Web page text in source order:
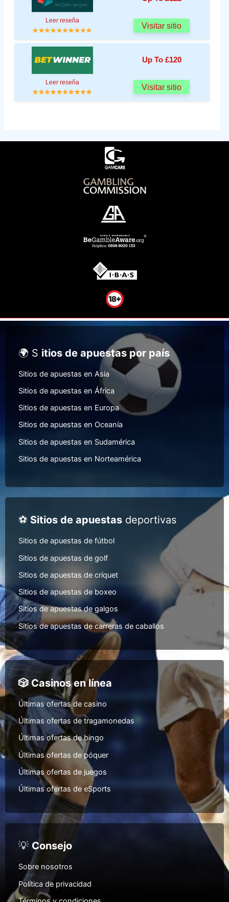
Leer reseña
Visitar sitio
Up To £120
Leer reseña
Visitar sitio
🌍 S itios de apuestas por país
Sitios de apuestas en Asia
Sitios de apuestas en África
Sitios de apuestas en Europa
Sitios de apuestas en Oceanía
Sitios de apuestas en Sudamérica
Sitios de apuestas en Norteamérica
⚽ Sitios de apuestas deportivas
Sitios de apuestas de fútbol
Sitios de apuestas de golf
Sitios de apuestas de críquet
Sitios de apuestas de boxeo
Sitios de apuestas de galgos
Sitios de apuestas de carreras de caballos
🎲 Casinos en línea
Últimas ofertas de casino
Últimas ofertas de tragamonedas
Últimas ofertas de bingo
Últimas ofertas de póquer
Últimas ofertas de juegos
Últimas ofertas de eSports
💡 Consejo
Sobre nosotros
Política de privacidad